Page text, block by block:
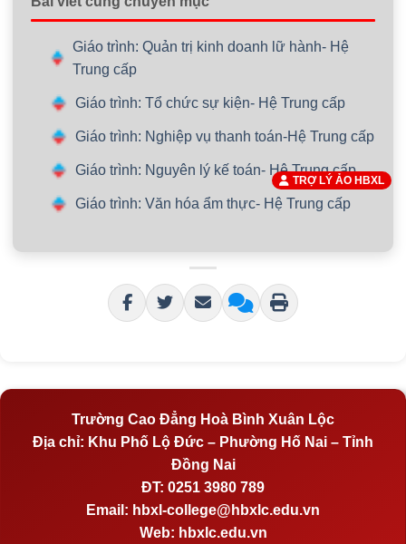
Giáo trình: Quản trị kinh doanh lữ hành- Hệ
Trung cấp
Giáo trình: Tổ chức sự kiện- Hệ Trung cấp
Giáo trình: Nghiệp vụ thanh toán-Hệ Trung cấp
Giáo trình: Nguyên lý kế toán- Hệ Trung cấp
Giáo trình: Văn hóa ẩm thực- Hệ Trung cấp
Trường Cao Đẳng Hoà Bình Xuân Lộc
Địa chỉ: Khu Phố Lộ Đức – Phường Hố Nai – Tỉnh
Đồng Nai
ĐT: 0251 3980 789
Email: hbxl-college@hbxlc.edu.vn
Web: hbxlc.edu.vn
TRỢ LÝ ẢO HBXL